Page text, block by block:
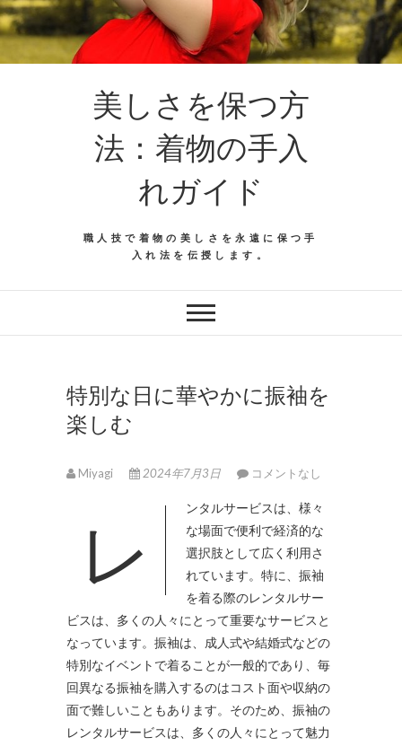
美しさを保つ方
法：着物の手入
れガイド
職人技で着物の美しさを永遠に保つ手
入れ法を伝授します。
特別な日に華やかに振袖を
楽しむ
Miyagi 2024年7月3日 コメントなし
レンタルサービスは、様々
な場面で便利で経済的な
選択肢として広く利用さ
れています。 特に、振袖
を着る際のレンタルサー
ビスは、多くの人々にとって重要なサービスと
なっています。振袖は、成人式や結婚式などの
特別なイベントで着ることが一般的であり、毎
回異なる振袖を購入するのはコスト面や収納の
面で難しいこともあります。そのため、振袖の
レンタルサービスは、多くの人々にとって魅力